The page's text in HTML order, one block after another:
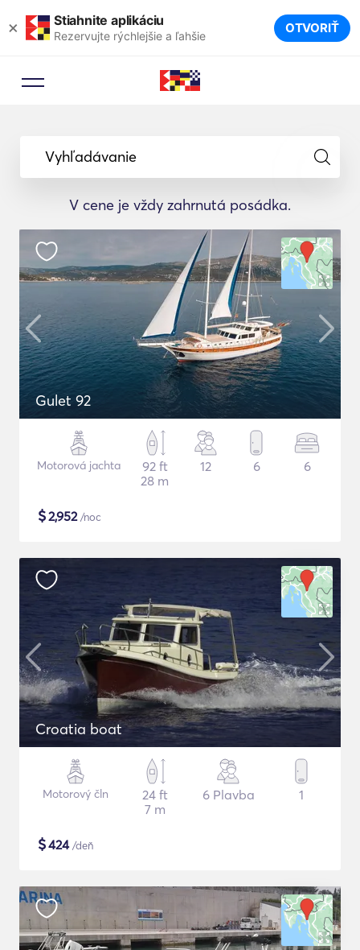
× Stiahnite aplikáciu
Rezervujte rýchlejšie a ľahšie OTVORIŤ
Vyhľadávanie
V cene je vždy zahrnutá posádka.
Gulet 92
Motorová jachta
92 ft
28 m
12 6 6
$2,952/noc
Croatia boat
Motorový čln
24 ft
7 m
6 Plavba 1
$424/deň